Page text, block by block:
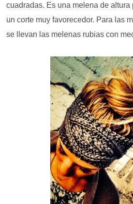
cuadradas. Es una melena de altura
un corte muy favorecedor. Para las
se llevan las melenas rubias con